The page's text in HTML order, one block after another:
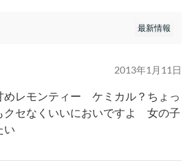
2013年1月11日
レモンティー ケミカル？ちょっ
セなくいいにおいですよ 女の子
い